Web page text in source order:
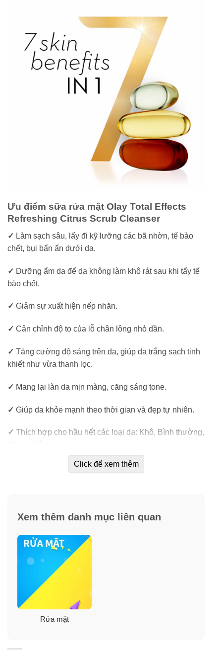
Ưu điểm sữa rửa mặt Olay Total Effects
Refreshing Citrus Scrub Cleanser
✓ Làm sạch sâu, lấy đi kỹ lưỡng các bã nhờn, tế bào
chết, bụi bẩn ẩn dưới da.
✓ Dưỡng ẩm da để da không làm khô rát sau khi tẩy tế
bào chết.
✓ Giảm sự xuất hiện nếp nhăn.
✓ Cân chỉnh độ to của lỗ chân lông nhỏ dần.
✓ Tăng cường độ sáng trên da, giúp da trắng sạch tinh
khiết như vừa thanh lọc.
✓ Mang lại làn da mịn màng, căng sáng tone.
✓ Giúp da khỏe mạnh theo thời gian và đẹp tự nhiên.
✓ Thích hợp cho hầu hết các loại da: Khô, Bình thường,
Click để xem thêm
Xem thêm danh mục liên quan
Rửa mặt